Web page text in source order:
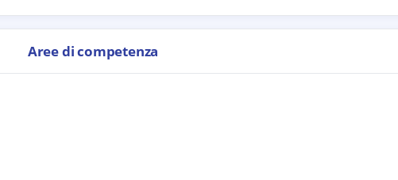
Aree di competenza